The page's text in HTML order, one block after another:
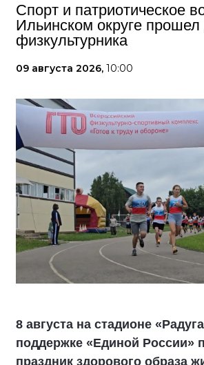
Спорт и патриотическое
Ильинском округе
физкультурника
09 августа 2026, 10:00
8 августа на стадионе
поддержке «Единой России»
праздник здорового образа